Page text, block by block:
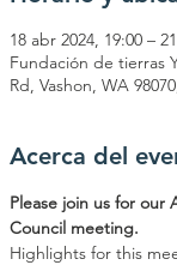
18 abr 2024, 19:00 –
Fundación de tierras
Rd, Vashon, WA
Acerca del
Please join us for our
Council meeting.
Highlights for this